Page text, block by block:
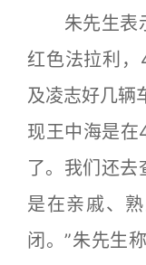
朱先生表示
红色法拉利
及凌志好几辆
现王中海是
了。我们还去
是在亲戚、
闭。”朱先生